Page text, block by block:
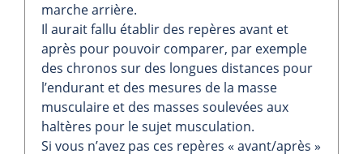
marche arrière.
Il aurait fallu établir des repères avant et
après pour pouvoir comparer, par exemple
des chronos sur des longues distances pour
l’endurant et des mesures de la masse
musculaire et des masses soulevées aux
haltères pour le sujet musculation.
Si vous n’avez pas ces repères « avant/après »